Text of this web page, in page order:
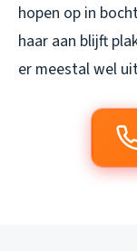
hopen op in
haar aan blijft
er meestal wel